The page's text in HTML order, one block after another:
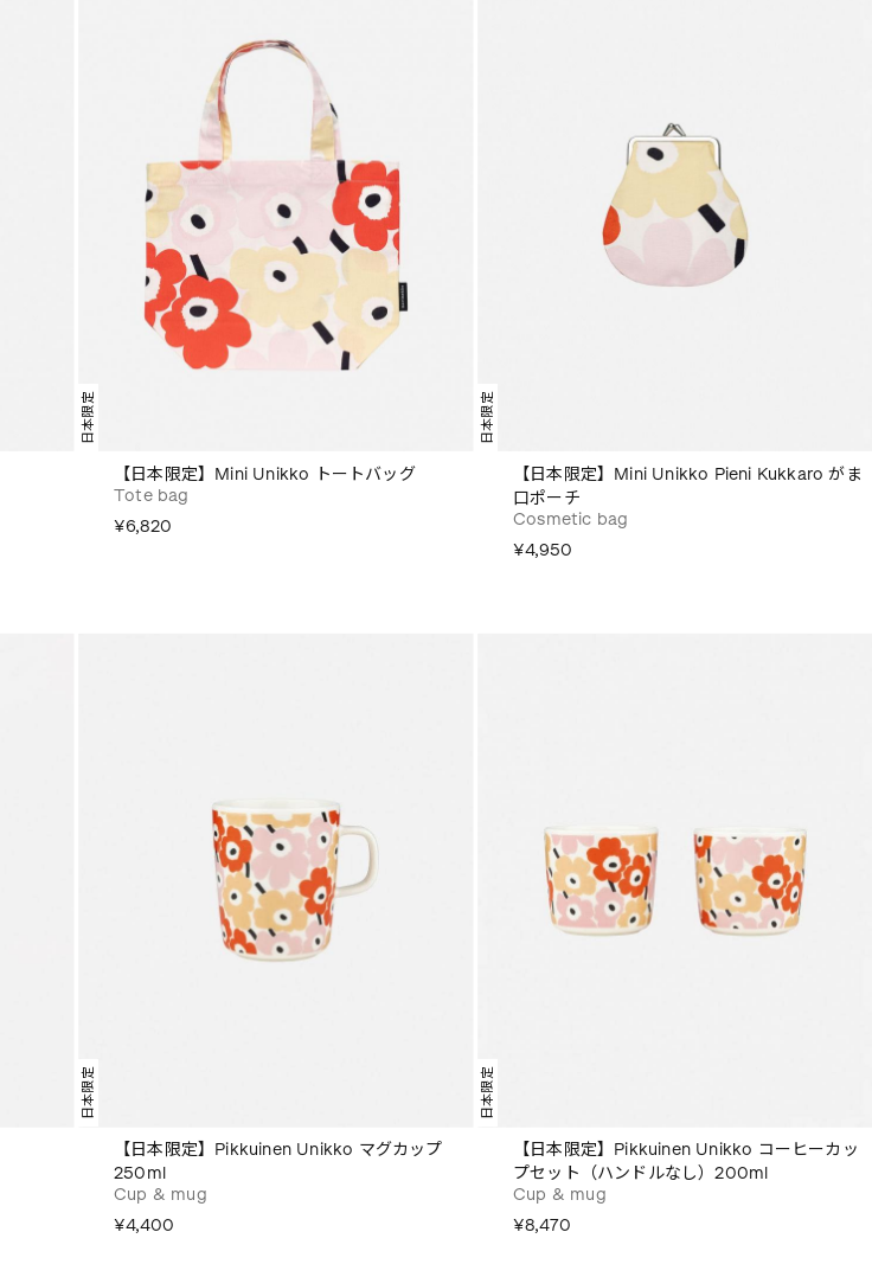
日本限定
【日本限定】Mini Unikko トートバッグ
Tote bag
¥6,820
日本限定
【日本限定】Mini Unikko Pieni Kukkaro がま
口ポーチ
Cosmetic bag
¥4,950
日本限定
【日本限定】Pikkuinen Unikko マグカップ
250ml
Cup & mug
¥4,400
日本限定
【日本限定】Pikkuinen Unikko コーヒーカッ
プセット（ハンドルなし）200ml
Cup & mug
¥8,470